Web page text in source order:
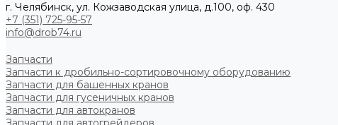
г. Челябинск, ул. Кожзаводская улица, д.100, оф. 430
+7 (351) 725-95-57
info@drob74.ru
Запчасти
Запчасти к дробильно-сортировочному оборудованию
Запчасти для башенных кранов
Запчасти для гусеничных кранов
Запчасти для автокранов